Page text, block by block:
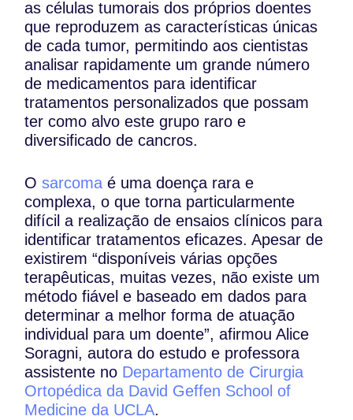
as células tumorais dos próprios doentes
que reproduzem as características únicas
de cada tumor, permitindo aos cientistas
analisar rapidamente um grande número
de medicamentos para identificar
tratamentos personalizados que possam
ter como alvo este grupo raro e
diversificado de cancros.
Osarcoma é uma doença rara e
complexa, o que torna particularmente
difícil a realização de ensaios clínicos para
identificar tratamentos eficazes. Apesar de
existirem “disponíveis várias opções
terapêuticas, muitas vezes, não existe um
método fiável e baseado em dados para
determinar a melhor forma de atuação
individual para um doente”, afirmou Alice
Soragni, autora do estudo e professora
assistente no Departamento de Cirurgia
Ortopédica da David Geffen School of
Medicine da UCLA.